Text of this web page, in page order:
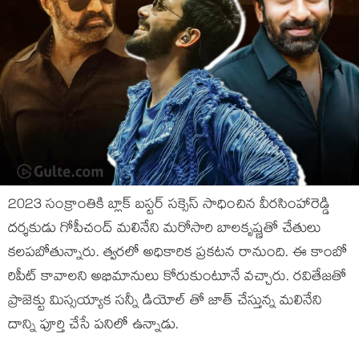
2023 సంక్రాంతికి బ్లాక్ బస్టర్ సక్సెస్ సాధించిన వీరసింహారెడ్డి
దర్శకుడు గోపీచంద్ మలినేని మరోసారి బాలకృష్ణతో చేతులు
కలపబోతున్నారు. త్వరలో అధికారిక ప్రకటన రానుంది. ఈ కాంబో
రిపీట్ కావాలని అభిమానులు కోరుకుంటూనే వచ్చారు. రవితేజతో
ప్రాజెక్టు మిస్సయ్యాక సన్నీ డియోల్ తో జాత్ చేస్తున్న మలినేని
దాన్ని పూర్తి చేసే పనిలో ఉన్నాడు.